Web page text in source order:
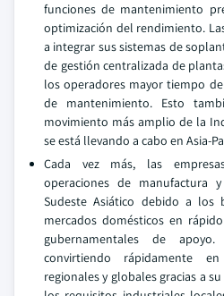
funciones de mantenimiento
optimización del rendimiento.
a integrar sus sistemas de
de gestión centralizada de
los operadores mayor tiempo
de mantenimiento. Esto
movimiento más amplio de la
se está llevando a cabo en Asia-
Cada vez más, las
operaciones de manufactura
Sudeste Asiático debido a los
mercados domésticos en
gubernamentales de
convirtiendo rápidamente
regionales y globales gracias a